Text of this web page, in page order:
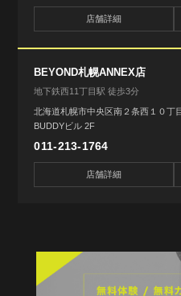
店舗詳細
BEYOND札幌ANNEX店
地下鉄西11丁目駅 徒歩3分
北海道札幌市中央区南２条西１０丁
BUDDYビル 2F
011-213-1764
店舗詳細